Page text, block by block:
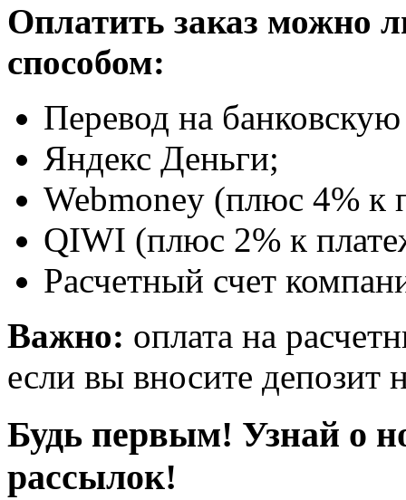
Оплатить заказ можно
способом:
Перевод на
Яндекс Деньги;
Webmoney (плюс 4% к
QIWI (плюс 2% к
Расчетный счет
Важно: оплата на
если вы вносите депозит
Будь первым! Узнай о
рассылок!